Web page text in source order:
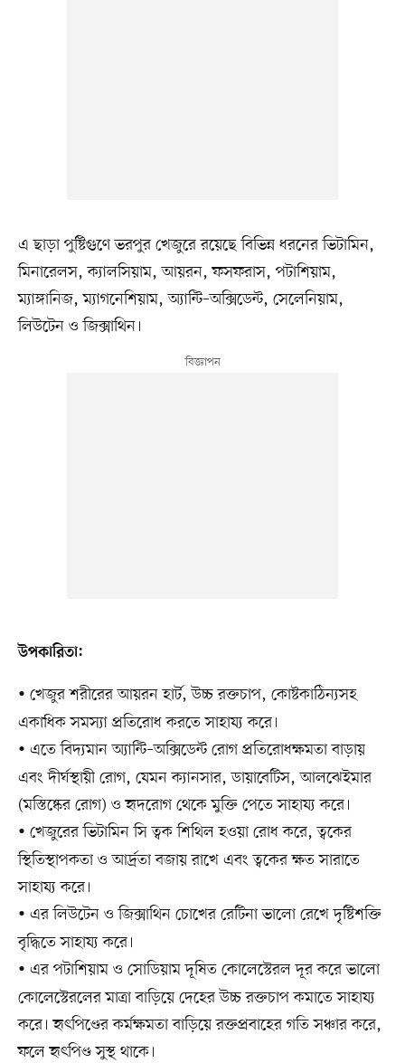
এ ছাড়া পুষ্টিগুণে ভরপুর খেজুরে রয়েছে বিভিন্ন ধরনের ভিটামিন,
মিনারেলস, ক্যালসিয়াম, আয়রন, ফসফরাস, পটাশিয়াম,
ম্যাঙ্গানিজ, ম্যাগনেশিয়াম, অ্যান্টি–অক্সিডেন্ট, সেলেনিয়াম,
লিউটেন ও জিক্সাথিন।
উপকারিতা:
• খেজুর শরীরের আয়রন হার্ট, উচ্চ রক্তচাপ, কোষ্টকাঠিন্যসহ
একাধিক সমস্যা প্রতিরোধ করতে সাহায্য করে।
• এতে বিদ্যমান অ্যান্টি–অক্সিডেন্ট রোগ প্রতিরোধক্ষমতা বাড়ায়
এবং দীর্ঘস্থায়ী রোগ, যেমন ক্যানসার, ডায়াবেটিস, আলঝেইমার
(মস্তিষ্কের রোগ) ও হৃদরোগ থেকে মুক্তি পেতে সাহায্য করে।
• খেজুরের ভিটামিন সি ত্বক শিথিল হওয়া রোধ করে, ত্বকের
স্থিতিস্থাপকতা ও আর্দ্রতা বজায় রাখে এবং ত্বকের ক্ষত সারাতে
সাহায্য করে।
• এর লিউটেন ও জিক্সাথিন চোখের রেটিনা ভালো রেখে দৃষ্টিশক্তি
বৃদ্ধিতে সাহায্য করে।
• এর পটাশিয়াম ও সোডিয়াম দূষিত কোলেস্টেরল দূর করে ভালো
কোলেস্টেরলের মাত্রা বাড়িয়ে দেহের উচ্চ রক্তচাপ কমাতে সাহায্য
করে। হৃৎপিণ্ডের কর্মক্ষমতা বাড়িয়ে রক্তপ্রবাহের গতি সঞ্চার করে,
ফলে হৃৎপিণ্ড সুস্থ থাকে।